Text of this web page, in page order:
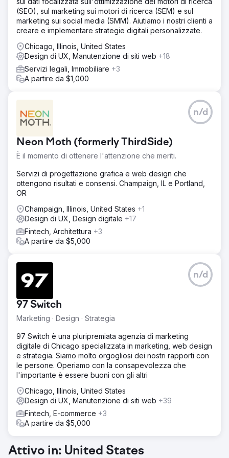
del 40% e le vendite del 78%, conferendo all'azienda
una presenza digitale significativamente più forte in un
mercato e-commerce competitivo. Oltre al miglioramento
delle prestazioni, la riprogettazione ha rafforzato la
credibilità del marchio, creato un'esperienza utente più
curata e offerto una piattaforma più flessibile per la
crescita futura.
(SEO), sul marketing sui motori di ricerca (SEM) e sul
marketing sui social media (SMM). Aiutiamo i nostri clienti a
creare e implementare strategie digitali personalizzate.
Chicago, Illinois, United States
Design di UX, Manutenzione di siti web +18
Servizi legali, Immobiliare +3
A partire da $1,000
Neon Moth (formerly ThirdSide)
È il momento di ottenere l'attenzione che meriti.
n/d
Servizi di progettazione grafica e web design che
ottengono risultati e consensi. Champaign, IL e Portland,
OR
Champaign, Illinois, United States +1
Design di UX, Design digitale +17
Fintech, Architettura +3
A partire da $5,000
97 Switch
Marketing · Design · Strategia
n/d
97 Switch è una pluripremiata agenzia di marketing
digitale di Chicago specializzata in marketing, web design
e strategia. Siamo molto orgogliosi dei nostri rapporti con
le persone. Operiamo con la consapevolezza che
l'importante è essere buoni con gli altri
Chicago, Illinois, United States
Design di UX, Manutenzione di siti web +39
Fintech, E-commerce +3
A partire da $5,000
Attivo in: United States